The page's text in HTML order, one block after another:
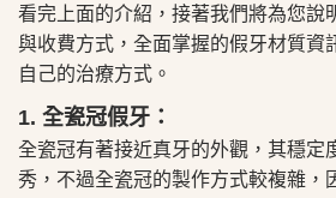
看完上面的介紹，接著我們將為您說
與收費方式，全面掌握的假牙材質資
自己的治療方式。
1. 全瓷冠假牙：
全瓷冠有著接近真牙的外觀，其穩定
秀，不過全瓷冠的製作方式較複雜，